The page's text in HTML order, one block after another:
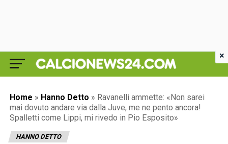
Home » Hanno Detto » Ravanelli ammette: «Non sarei
mai dovuto andare via dalla Juve, me ne pento ancora!
Spalletti come Lippi, mi rivedo in Pio Esposito»
HANNO DETTO
×